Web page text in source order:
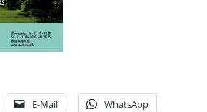
E-Mail WhatsApp